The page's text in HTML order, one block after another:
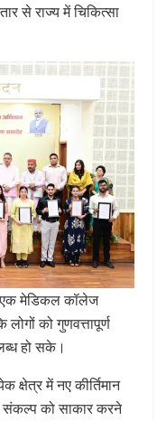
से राज्य में चिकित्सा
एक मेडिकल कॉलेज
को गुणवत्तापूर्ण
हो सके।
में नए कीर्तिमान
संकल्प को साकार करने